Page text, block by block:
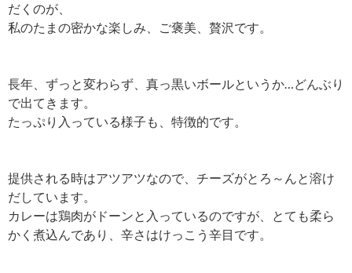
だくのが、
私のたまの密かな楽しみ、ご褒美、贅沢です。
長年、ずっと変わらず、真っ黒いボールというか…どんぶり
で出てきます。
たっぷり入っている様子も、特徴的です。
提供される時はアツアツなので、チーズがとろ～んと溶け
だしています。
カレーは鶏肉がドーンと入っているのですが、とても柔ら
かく煮込んであり、辛さはけっこう辛目です。